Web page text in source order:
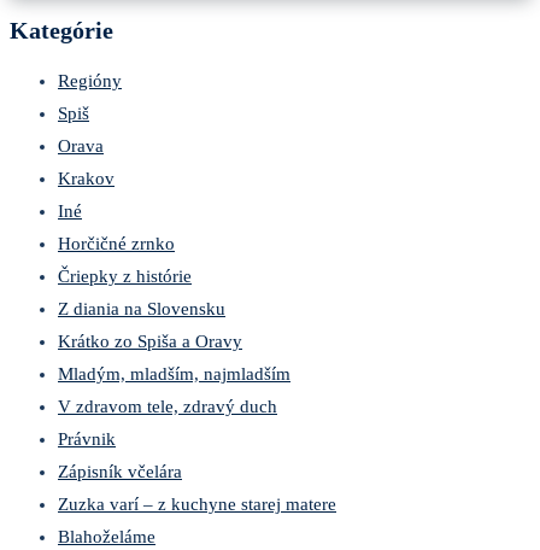
Kategórie
Regióny
Spiš
Orava
Krakov
Iné
Horčičné zrnko
Čriepky z histórie
Z diania na Slovensku
Krátko zo Spiša a Oravy
Mladým, mladším, najmladším
V zdravom tele, zdravý duch
Právnik
Zápisník včelára
Zuzka varí – z kuchyne starej matere
Blahoželáme